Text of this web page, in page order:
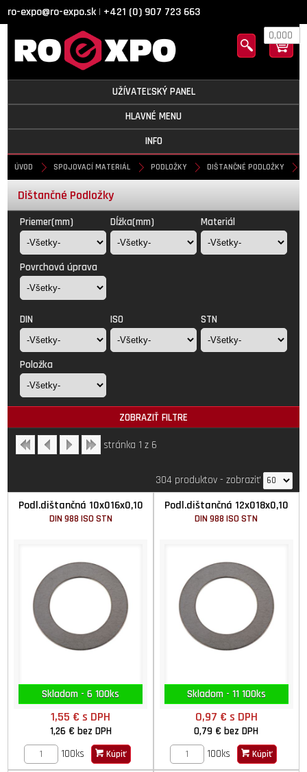
ro-expo@ro-expo.sk | +421 (0) 907 723 663
0,000
UŽÍVATEĽSKÝ PANEL
HLAVNÉ MENU
INFO
ÚVOD SPOJOVACÍ MATERIÁL PODLOŽKY DIŠTANČNÉ PODLOŽKY
Dištančné Podložky
Priemer(mm) Dĺžka(mm) Materiál
Povrchová úprava
DIN ISO STN
Položka
ZOBRAZIŤ FILTRE
stránka 1 z 6
304 produktov- zobraziť
Podl.dištančná 10x016x0,10
DIN 988 ISO STN
Skladom - 6 100ks
1,55 €s DPH
1,26 € bez DPH
100ks
Kúpiť
Podl.dištančná 12x018x0,10
DIN 988 ISO STN
Skladom - 11 100ks
0,97 € s DPH
0,79 €bez DPH
100ks
Kúpiť